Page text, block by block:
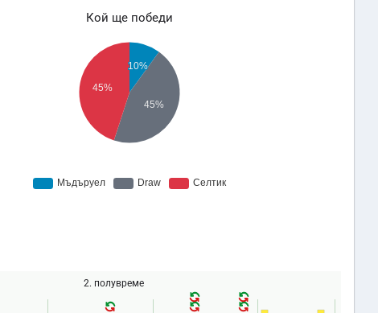
Кой ще победи
2. полувреме